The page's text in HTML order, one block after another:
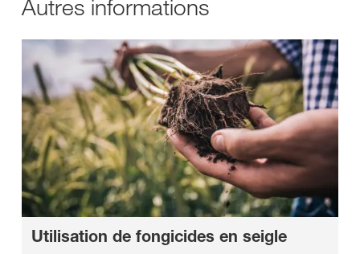
Autres informations
Utilisation de fongicides en seigle